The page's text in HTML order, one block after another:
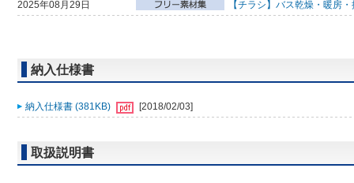
2025年08月29日 【チラシ】バス乾燥・暖房
納入仕様書
納入仕様書 (381KB) [2018/02/03]
取扱説明書